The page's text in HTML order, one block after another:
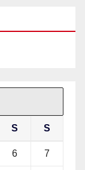
S S
6 7